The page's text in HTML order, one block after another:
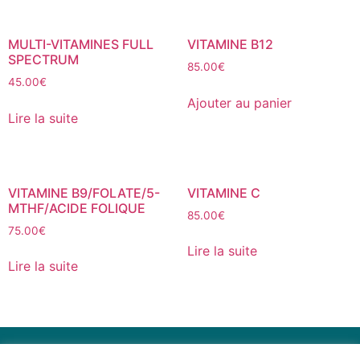
MULTI-VITAMINES FULL
SPECTRUM
45.00€
Lire la suite
VITAMINE B12
85.00€
Ajouter au panier
VITAMINE B9/FOLATE/5-
MTHF/ACIDE FOLIQUE
75.00€
Lire la suite
VITAMINE C
85.00€
Lire la suite